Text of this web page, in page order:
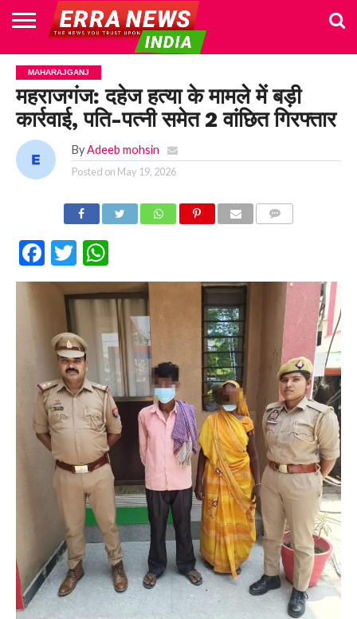
HOME
POLITICS
NEWS
BUSINESS
CULTURE
NATIONAL
SPORTS
LIFESTYLE
TRAVEL
OPINION
BREAKING
NEWS
ENTERTAINMENT
WORLD
CRIME
JOIN
US
MAHARAJGANJ
महराजगंज: दहेज हत्या के मामले में बड़ी
कार्रवाई, पति-पत्नी समेत 2 वांछित गिरफ्तार
By Adeeb mohsin
Posted on May 19, 2026
Facebook
Twitter
WhatsApp